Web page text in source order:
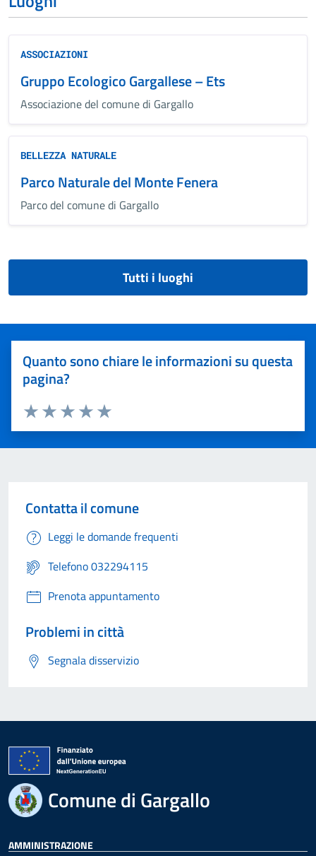
ASSOCIAZIONI
Gruppo Ecologico Gargallese – Ets
Associazione del comune di Gargallo
BELLEZZA NATURALE
Parco Naturale del Monte Fenera
Parco del comune di Gargallo
Tutti i luoghi
Quanto sono chiare le informazioni su questa
pagina?
Valuta 5 stelle su 5
Valuta 4 stelle su 5
Valuta 3 stelle su 5
Valuta 2 stelle su 5
Valuta 1 stelle su 5
Contatta il comune
Leggi le domande frequenti
Telefono 032294115
Prenota appuntamento
Problemi in città
Segnala disservizio
Comune di Gargallo
AMMINISTRAZIONE